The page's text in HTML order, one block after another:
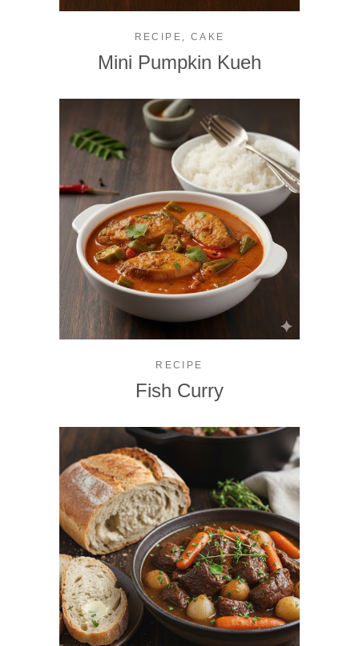
RECIPE , CAKE
Mini Pumpkin Kueh
RECIPE
Fish Curry